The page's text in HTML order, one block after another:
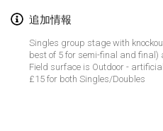
追加情報
Singles group stage with
best of 5 for semi-final and final)
Field surface is Outdoor -
£15 for both Singles/Doubles
StranaMölkky
2026年2月14日| イタリア